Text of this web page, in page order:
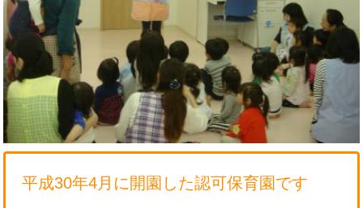
平成30年4月に開園した認可保育園です